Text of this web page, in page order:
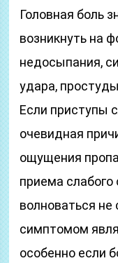
Головная боль
возникнуть на
недосыпания,
удара,
Если приступы
очевидная
ощущения
приема
волноваться
симптомом
особенно если